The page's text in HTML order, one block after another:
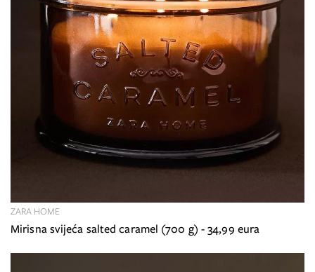
Mirisna svijeća salted caramel (700 g) - 34,99 eura
ZARA HOME